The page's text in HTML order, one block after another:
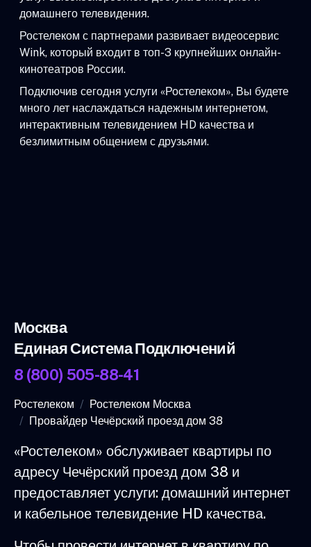
домашнего телевидения.
Ростелеком с партнерами развивает видеосервис
Wink, который входит в топ-3 крупнейших онлайн-
кинотеатров России.
Подключив сегодня услуги «Ростелеком», Вы будете
много лет наслаждаться надежным интернетом,
интерактивным телевидением HD качества и
безлимитным общением с друзьями.
Москва
Единая Система Подключений
8 (800) 505-88-41
Ростелеком
Ростелеком Москва
Провайдер Чечёрский проезд дом 38
«Ростелеком» обслуживает квартиры по
адресу Чечёрский проезд дом 38 и
предоставляет услуги: домашний интернет
и кабельное телевидение HD качества.